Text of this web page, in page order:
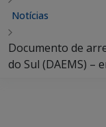
Notícias
Documento de
do Sul (DAEMS) –